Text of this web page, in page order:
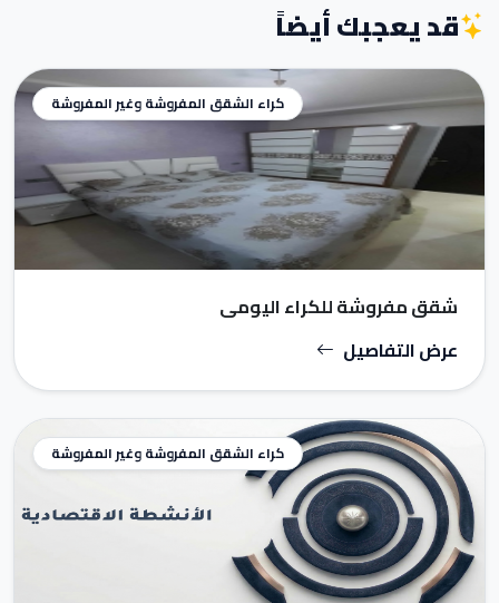
قد يعجبك أيضاً
كراء الشقق المفروشة وغير المفروشة
شقق مفروشة للكراء اليومي
عرض التفاصيل
كراء الشقق المفروشة وغير المفروشة